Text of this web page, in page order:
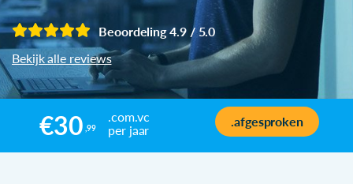
Beoordeling 4.9 / 5.0
Bekijk alle reviews
€30 ,99
.com.vc
per jaar
.afgesproken